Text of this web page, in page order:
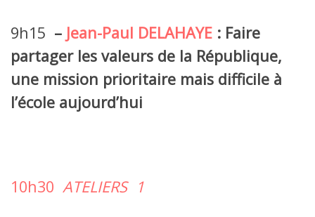
9h15 – Jean-Paul DELAHAYE : Faire
partager les valeurs de la République,
une mission prioritaire mais difficile à
l’école aujourd’hui
10h30 ATELIERS 1